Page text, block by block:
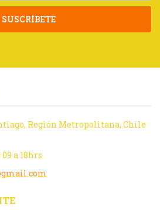
SUSCRÍBETE
Región Metropolitana, Chile
a 18hrs